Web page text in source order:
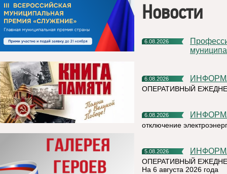
Новости
6.08.2026
Профессиональное развитие в цифровом университете
6.08.2026
ОПЕРАТИВНЫЙ
6.08.2026
отключение
5.08.2026
ОПЕРАТИВНЫЙ
На 6 августа 2026 года